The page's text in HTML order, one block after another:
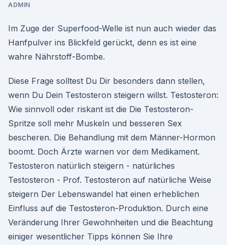
ADMIN
Im Zuge der Superfood-Welle ist nun auch wieder das
Hanfpulver ins Blickfeld gerückt, denn es ist eine
wahre Nährstoff-Bombe.
Diese Frage solltest Du Dir besonders dann stellen,
wenn Du Dein Testosteron steigern willst. Testosteron:
Wie sinnvoll oder riskant ist die Die Testosteron-
Spritze soll mehr Muskeln und besseren Sex
bescheren. Die Behandlung mit dem Männer-Hormon
boomt. Doch Ärzte warnen vor dem Medikament.
Testosteron natürlich steigern - natürliches
Testosteron - Prof. Testosteron auf natürliche Weise
steigern Der Lebenswandel hat einen erheblichen
Einfluss auf die Testosteron-Produktion. Durch eine
Veränderung Ihrer Gewohnheiten und die Beachtung
einiger wesentlicher Tipps können Sie Ihre